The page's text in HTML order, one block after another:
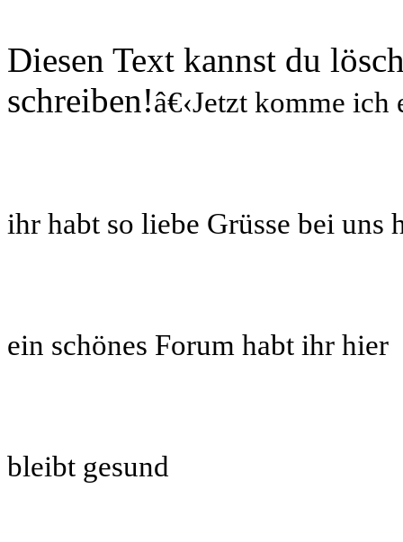
Diesen Text kannst du
schreiben!â€‹Jetzt komme ich
ihr habt so liebe Grüsse bei uns
ein schönes Forum habt ihr hier
bleibt gesund